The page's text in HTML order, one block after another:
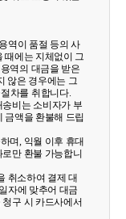
역이 품절 등의 사
때에는 지체없이 그
역의 대금을 받은
않은 경우에는 그
차를 취합니다.
비는 소비자가 부
금액을 환불해 드립
며, 익월 이후 휴대
만 환불 가능합니
취소하여 결제 대
자에 맞추어 대금
구 시 카드사에서